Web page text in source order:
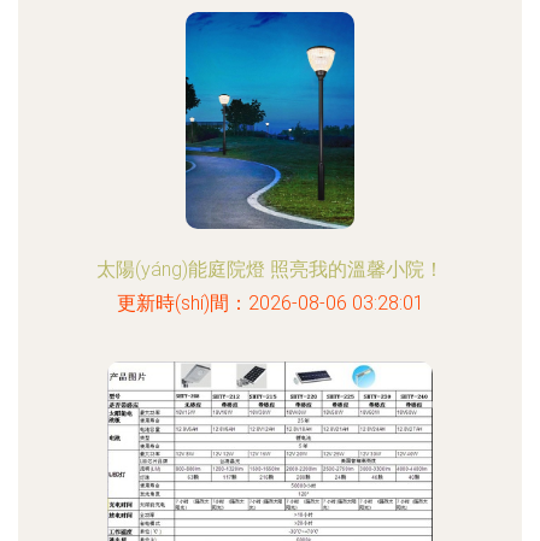
太陽(yáng)能庭院燈 照亮我的溫馨小院！
更新時(shí)間：2026-08-06 03:28:01